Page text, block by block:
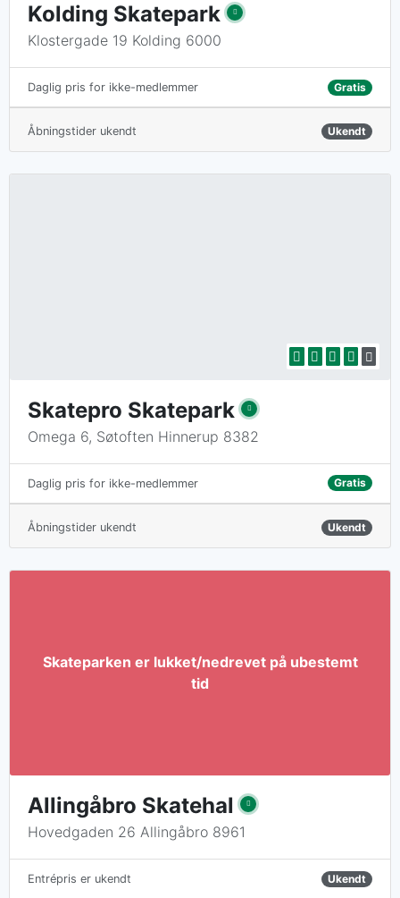
Kolding Skatepark
Klostergade 19 Kolding 6000
Daglig pris for ikke-medlemmer Gratis
Åbningstider ukendt Ukendt
Skatepro Skatepark
Omega 6, Søtoften Hinnerup 8382
Daglig pris for ikke-medlemmer Gratis
Åbningstider ukendt Ukendt
Allingåbro Skatehal
Hovedgaden 26 Allingåbro 8961
Entrépris er ukendt Ukendt